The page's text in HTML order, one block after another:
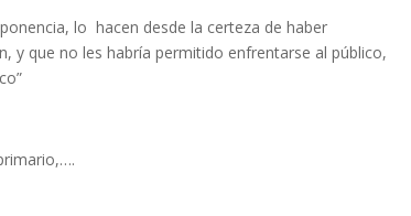
lo hacen desde la certeza de haber
y que no les habría permitido enfrentarse al público,